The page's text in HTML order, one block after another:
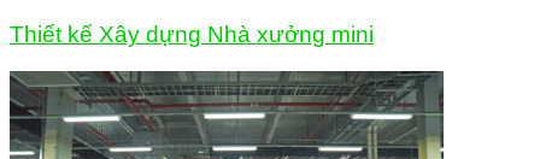
Thiết kế Xây dựng Nhà xưởng mini